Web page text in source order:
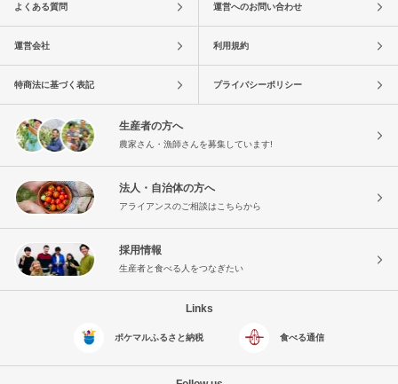
よくある質問 運営へのお問い合わせ
運営会社 利用規約
特商法に基づく表記 プライバシーポリシー
生産者の方へ
農家さん・漁師さんを募集しています!
法人・自治体の方へ
アライアンスのご相談はこちらから
採用情報
生産者と食べる人をつなぎたい
Links
ポケマルふるさと納税 食べる通信